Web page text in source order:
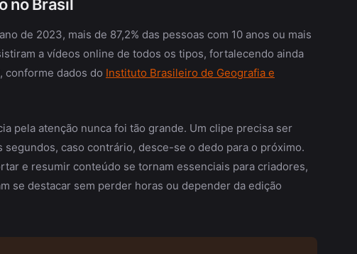
no Brasil
de 2023, mais de 87,2% das pessoas com 10 anos ou mais
a vídeos online de todos os tipos, fortalecendo ainda
conforme dados do Instituto Brasileiro de Geografia e
pela atenção nunca foi tão grande. Um clipe precisa ser
caso contrário, desce-se o dedo para o próximo.
e resumir conteúdo se tornam essenciais para criadores,
se destacar sem perder horas ou depender da edição